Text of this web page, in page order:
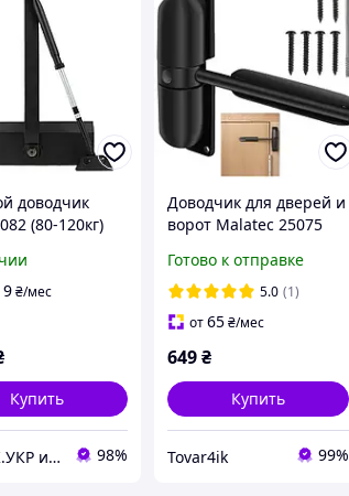
доводчик
(80-120кг)
₴/мес
Купить
ЗАМОК.УКР интернет-магазин замков и фурнитуры 98%
Доводчик для дверей и
ворот Malatec 25075
Готово к отправке
5.0 (1)
от65₴/мес
649₴
Купить
Tovar4ik 99%